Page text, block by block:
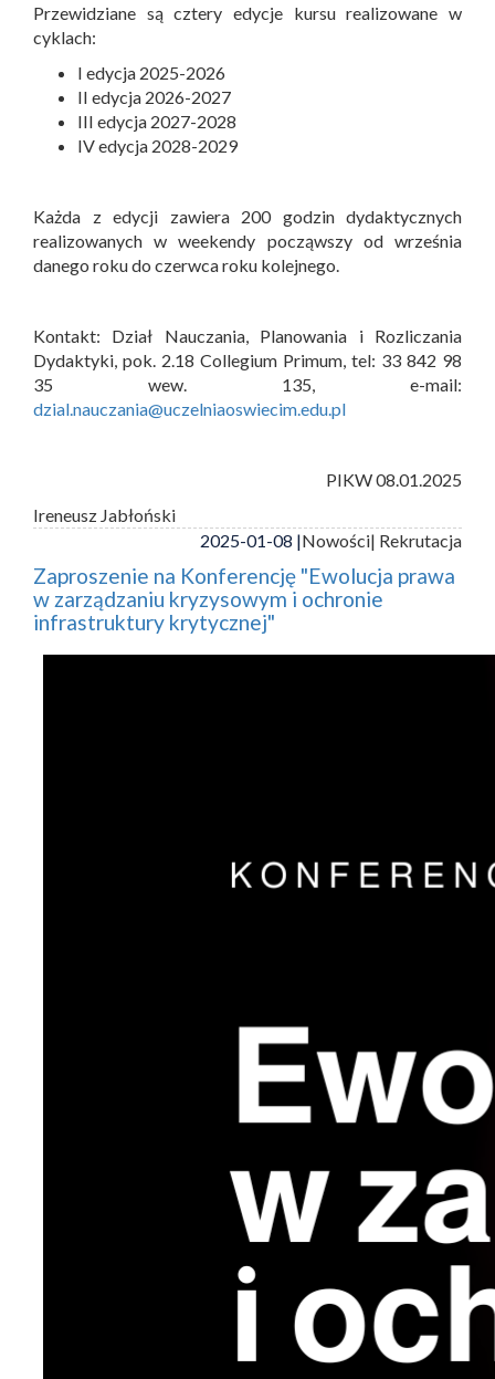
Przewidziane są cztery edycje kursu realizowane w
cyklach:
I edycja 2025-2026
II edycja 2026-2027
III edycja 2027-2028
IV edycja 2028-2029
Każda z edycji zawiera 200 godzin dydaktycznych
realizowanych w weekendy począwszy od września
danego roku do czerwca roku kolejnego.
Kontakt: Dział Nauczania, Planowania i Rozliczania
Dydaktyki, pok. 2.18 Collegium Primum, tel: 33 842 98
35 wew. 135, e-mail:
dzial.nauczania@uczelniaoswiecim.edu.pl
PIKW 08.01.2025
Ireneusz Jabłoński
2025-01-08 |Nowości| Rekrutacja
Zaproszenie na Konferencję "Ewolucja prawa
w zarządzaniu kryzysowym i ochronie
infrastruktury krytycznej"